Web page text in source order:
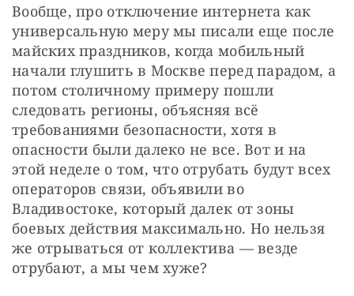
Вообще, про отключение интернета как
универсальную меру мы писали еще после
майских праздников, когда мобильный
начали глушить в Москве перед парадом, а
потом столичному примеру пошли
следовать регионы, объясняя всё
требованиями безопасности, хотя в
опасности были далеко не все. Вот и на
этой неделе о том, что отрубать будут всех
операторов связи, объявили во
Владивостоке, который далек от зоны
боевых действия максимально. Но нельзя
же отрываться от коллектива — везде
отрубают, а мы чем хуже?